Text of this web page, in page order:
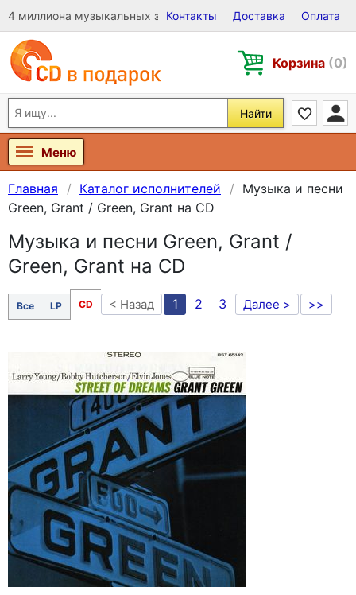
4 миллиона музыкальных записей на Виниле, CD и DVD
Контакты Доставка Оплата
Корзина (0)
Найти
Меню
Главная Каталог исполнителей
Музыка и песни
Green, Grant / Green, Grant на CD
Музыка и песни Green, Grant /
Green, Grant на CD
Все LP CD < Назад 1 2 3 Далее > >>